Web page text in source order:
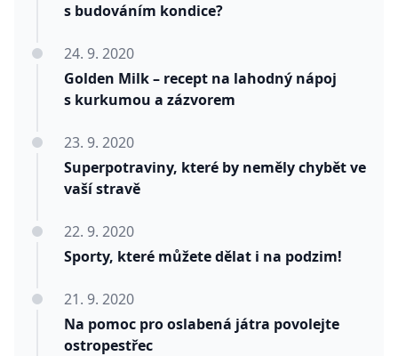
s budováním kondice?
Golden Milk – recept na lahodný nápoj
s kurkumou a zázvorem
24. 9. 2020
Superpotraviny, které by neměly chybět ve
vaší stravě
23. 9. 2020
Sporty, které můžete dělat i na podzim!
22. 9. 2020
Na pomoc pro oslabená játra povolejte
ostropestřec
21. 9. 2020